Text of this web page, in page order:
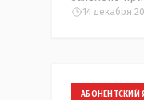
14 декабря
АБОНЕНТСКИЙ